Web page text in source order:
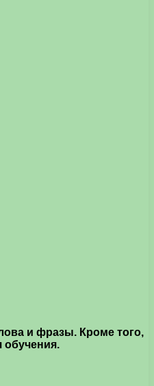
и фразы. Кроме того,
обучения.